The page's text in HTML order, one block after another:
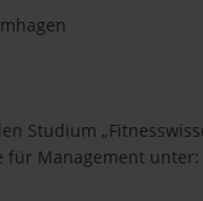
Studium
für Management unter: